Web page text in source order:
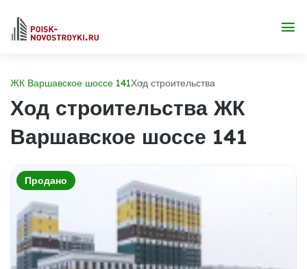
ЖК Варшавское шоссе 141Ход строительства
Ход строительства ЖК
Варшавское шоссе 141
Продано